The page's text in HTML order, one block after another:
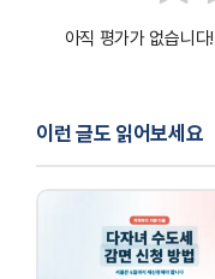
아직 평가가 없습니
이런 글도 읽어보세요